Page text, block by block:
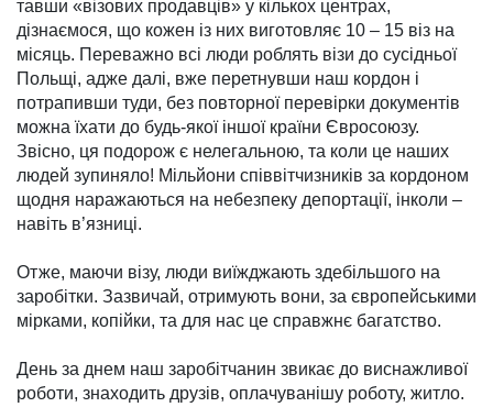
тав­ши «візових про­давців» у кількох центрах,
дізнаємося, що кожен із них виготовляє 10 – 15 віз на
місяць. Переважно всі люди роблять візи до сусідньої
Польщі, адже далі, вже перет­нувши наш кордон і
потрапив­ши туди, без повторної пере­вірки документів
можна їхати до будь-якої іншої країни Євро­со­юзу.
Звісно, ця подорож є нелегальною, та коли це наших
людей зупиняло! Мільйони співвітчизників за кордоном
щодня наражаються на небез­пеку депортації, інколи –
навіть в’язниці.
Отже, маючи візу, люди виїжджають здебільшого на
заробітки. Зазвичай, отримують вони, за європейськими
мір­ками, копійки, та для нас це справжнє багатство.
День за днем наш заро­бітчанин звикає до виснажливої
роботи, знаходить друзів, опла­чуванішу роботу, житло.